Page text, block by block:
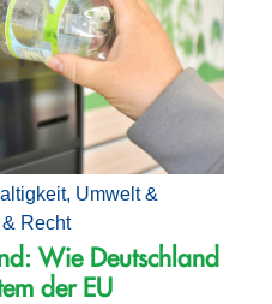
, Umwelt &
Recht
Wie Deutschland
der EU